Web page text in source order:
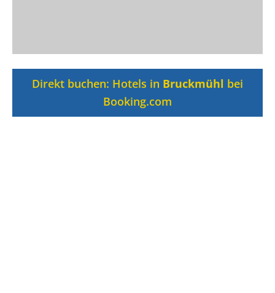
Direkt buchen: Hotels in Bruckmühl bei
Booking.com